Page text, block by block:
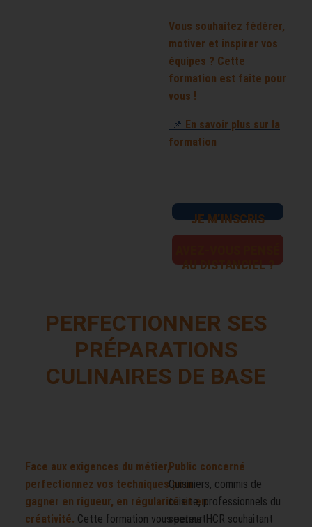
Vous souhaitez fédérer,
motiver et inspirer vos
équipes ? Cette
formation est faite pour
vous !
📌 En savoir plus sur la
formation
JE M’INSCRIS
AU DISTANCIEL ?
PERFECTIONNER SES
PRÉPARATIONS
CULINAIRES DE BASE
Face aux exigences du métier,
perfectionnez vos techniques pour
gagner en rigueur, en régularité et en
créativité. Cette formation vous permet
Public concerné
Cuisiniers, commis de
cuisine, professionnels du
secteur HCR souhaitant